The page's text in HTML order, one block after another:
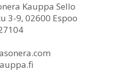
Kauppa Sello
3-9, 02600 Espoo